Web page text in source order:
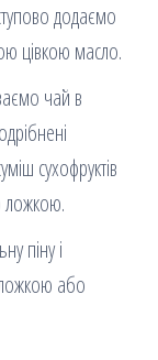
додаємо
цівкою масло.
чай в
сухофруктів
ложкою.
піну і
або